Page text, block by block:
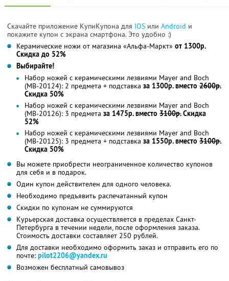
Скачайте приложение КупиКупона для IOS или Android и
покажите купон с экрана смартфона. Это удобно :)
Керамические ножи от магазина «Альфа-Маркт» от 1300р.
Скидка до 52%
Выбирайте!
Набор ножей с керамическими лезвиями Mayer and Boch
(MB-20124): 2 предмета + подставка за 1300р. вместо 2600р.
Скидка 50%
Набор ножей с керамическими лезвиями Mayer and Boch
(MB-20126): 3 предмета за 1475р. вместо 3100р.Скидка
52%
Набор ножей с керамическими лезвиями Mayer and Boch
(MB-20125): 3 предмета + подставка за 1550р. вместо 3100р.
Скидка 50%
Вы можете приобрести неограниченное количество купонов
для себя и в подарок.
Один купон действителен для одного человека.
Необходимо предъявить распечатанный купон
Скидки по купонам не суммируются
Курьерская доставка осуществляется в пределах Санкт-
Петербурга в течении недели, после оформления заказа.
Стоимость доставки составляет 250 рублей.
Для доставки необходимо оформить заказ и отправить его по
почте: pilot2206@yandex.ru
Возможен бесплатный самовывоз